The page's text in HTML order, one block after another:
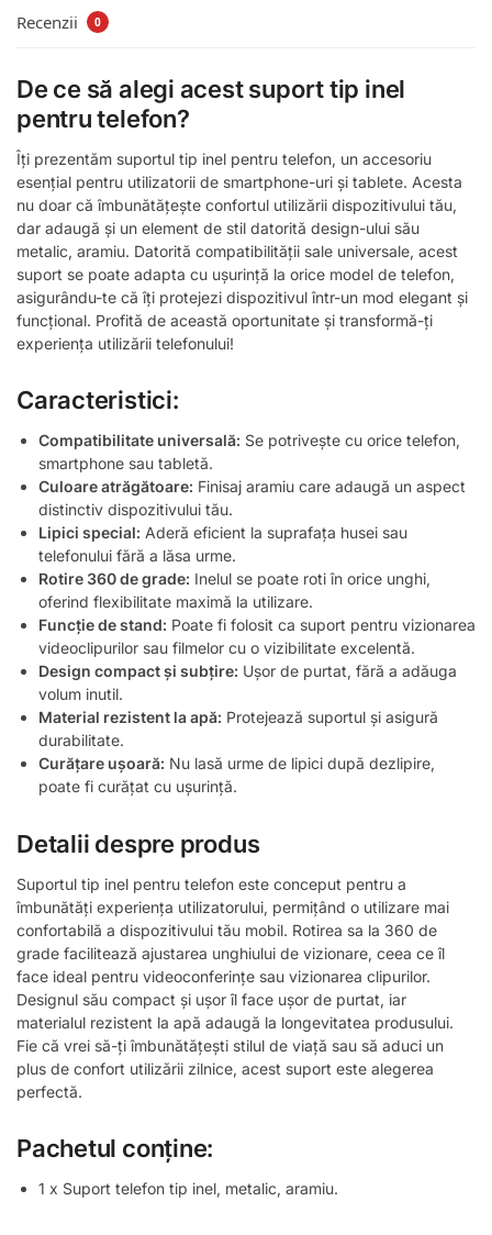
Recenzii 0
De ce să alegi acest suport tip inel
pentru telefon?
Îți prezentăm suportul tip inel pentru telefon, un accesoriu
esențial pentru utilizatorii de smartphone-uri și tablete. Acesta
nu doar că îmbunătățește confortul utilizării dispozitivului tău,
dar adaugă și un element de stil datorită design-ului său
metalic, aramiu. Datorită compatibilității sale universale, acest
suport se poate adapta cu ușurință la orice model de telefon,
asigurându-te că îți protejezi dispozitivul într-un mod elegant și
funcțional. Profită de această oportunitate și transformă-ți
experiența utilizării telefonului!
Caracteristici:
Compatibilitate universală: Se potrivește cu orice telefon,
smartphone sau tabletă.
Culoare atrăgătoare: Finisaj aramiu care adaugă un aspect
distinctiv dispozitivului tău.
Lipici special: Aderă eficient la suprafața husei sau
telefonului fără a lăsa urme.
Rotire 360 de grade: Inelul se poate roti în orice unghi,
oferind flexibilitate maximă la utilizare.
Funcție de stand: Poate fi folosit ca suport pentru vizionarea
videoclipurilor sau filmelor cu o vizibilitate excelentă.
Design compact și subțire: Ușor de purtat, fără a adăuga
volum inutil.
Material rezistent la apă: Protejează suportul și asigură
durabilitate.
Curățare ușoară: Nu lasă urme de lipici după dezlipire,
poate fi curățat cu ușurință.
Detalii despre produs
Suportul tip inel pentru telefon este conceput pentru a
îmbunătăți experiența utilizatorului, permițând o utilizare mai
confortabilă a dispozitivului tău mobil. Rotirea sa la 360 de
grade facilitează ajustarea unghiului de vizionare, ceea ce îl
face ideal pentru videoconferințe sau vizionarea clipurilor.
Designul său compact și ușor îl face ușor de purtat, iar
materialul rezistent la apă adaugă la longevitatea produsului.
Fie că vrei să-ți îmbunătățești stilul de viață sau să aduci un
plus de confort utilizării zilnice, acest suport este alegerea
perfectă.
Pachetul conține:
1 x Suport telefon tip inel, metalic, aramiu.